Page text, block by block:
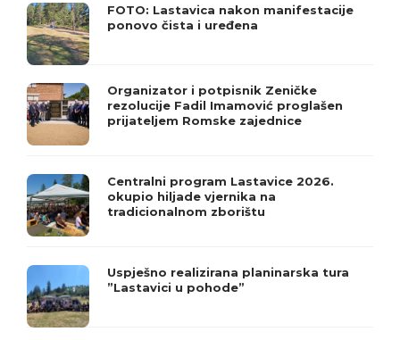
FOTO: Lastavica nakon manifestacije
ponovo čista i uređena
Organizator i potpisnik Zeničke
rezolucije Fadil Imamović proglašen
prijateljem Romske zajednice
Centralni program Lastavice 2026.
okupio hiljade vjernika na
tradicionalnom zborištu
Uspješno realizirana planinarska tura
”Lastavici u pohode”